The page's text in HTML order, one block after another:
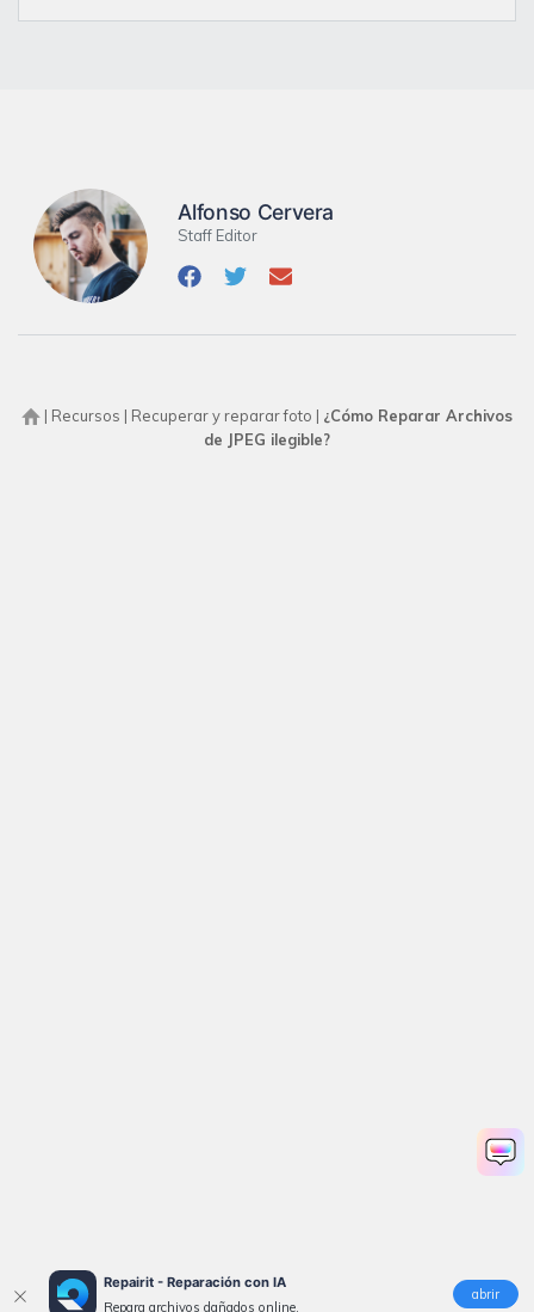
Repairit - Reparación con IA
Repara archivos dañados online.
abrir
Alfonso Cervera
Staff Editor
| Recursos | Recuperar y reparar foto | ¿Cómo Reparar Archivos
de JPEG ilegible?